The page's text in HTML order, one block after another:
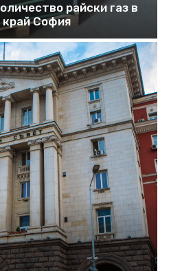
райски газ в
край София